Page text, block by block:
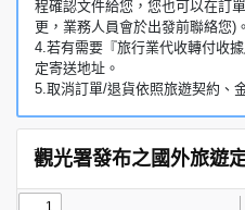
程確認文件給您，您也可以在訂
更，業務人員會於出發前聯絡您)。
4.若有需要『旅行業代收轉付收
定寄送地址。
5.取消訂單/退貨依照旅遊契約、
觀光署發布之國外旅遊